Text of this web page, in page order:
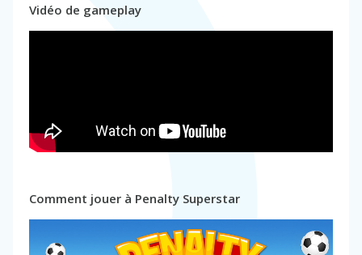
Vidéo de gameplay
Comment jouer à Penalty Superstar